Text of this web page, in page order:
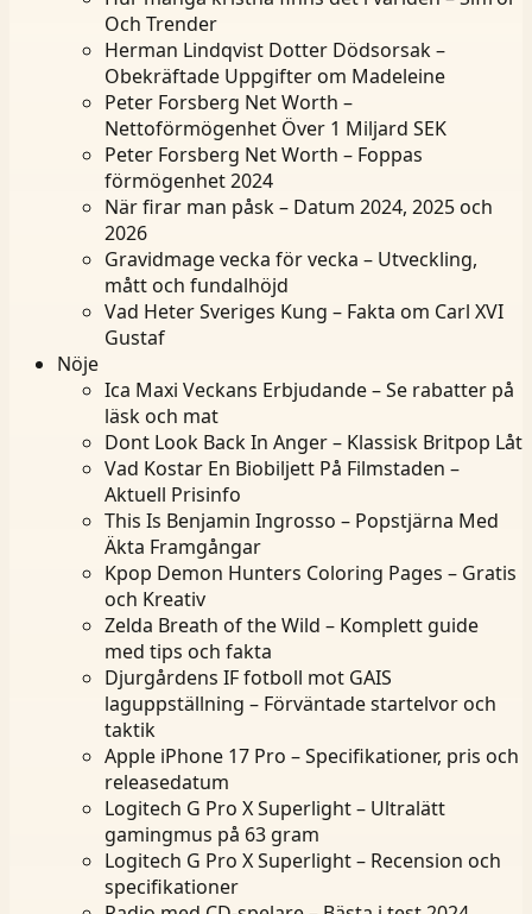
Och Trender
Herman Lindqvist Dotter Dödsorsak –
Obekräftade Uppgifter om Madeleine
Peter Forsberg Net Worth –
Nettoförmögenhet Över 1 Miljard SEK
Peter Forsberg Net Worth – Foppas
förmögenhet 2024
När firar man påsk – Datum 2024, 2025 och
2026
Gravidmage vecka för vecka – Utveckling,
mått och fundalhöjd
Vad Heter Sveriges Kung – Fakta om Carl XVI
Gustaf
Nöje
Ica Maxi Veckans Erbjudande – Se rabatter på
läsk och mat
Dont Look Back In Anger – Klassisk Britpop Låt
Vad Kostar En Biobiljett På Filmstaden –
Aktuell Prisinfo
This Is Benjamin Ingrosso – Popstjärna Med
Äkta Framgångar
Kpop Demon Hunters Coloring Pages – Gratis
och Kreativ
Zelda Breath of the Wild – Komplett guide
med tips och fakta
Djurgårdens IF fotboll mot GAIS
laguppställning – Förväntade startelvor och
taktik
Apple iPhone 17 Pro – Specifikationer, pris och
releasedatum
Logitech G Pro X Superlight – Ultralätt
gamingmus på 63 gram
Logitech G Pro X Superlight – Recension och
specifikationer